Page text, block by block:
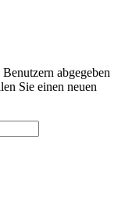
abgegeben
Sie einen neuen